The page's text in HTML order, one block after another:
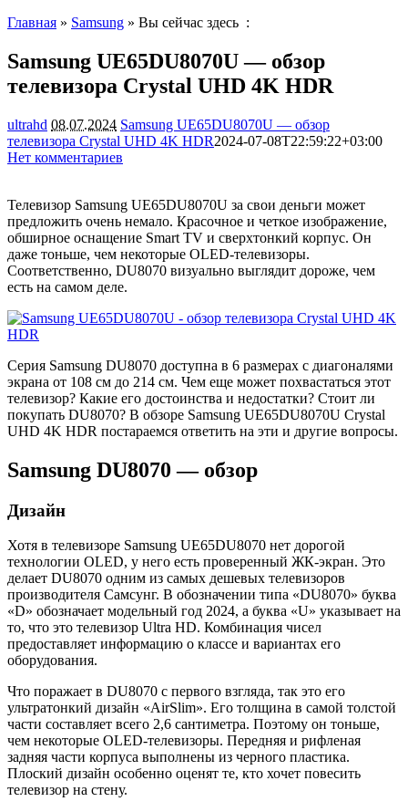
Главная » Samsung » Вы сейчас здесь :
Samsung UE65DU8070U — обзор
телевизора Crystal UHD 4K HDR
ultrahd 08.07.2024 Samsung UE65DU8070U — обзор
телевизора Crystal UHD 4K HDR2024-07-08T22:59:22+03:00
Нет комментариев
Телевизор Samsung UE65DU8070U за свои деньги может
предложить очень немало. Красочное и четкое изображение,
обширное оснащение Smart TV и сверхтонкий корпус. Он
даже тоньше, чем некоторые OLED-телевизоры.
Соответственно, DU8070 визуально выглядит дороже, чем
есть на самом деле.
Серия Samsung DU8070 доступна в 6 размерах с диагоналями
экрана от 108 см до 214 см. Чем еще может похвастаться этот
телевизор? Какие его достоинства и недостатки? Стоит ли
покупать DU8070? В обзоре Samsung UE65DU8070U Crystal
UHD 4K HDR постараемся ответить на эти и другие вопросы.
Samsung DU8070 — обзор
Дизайн
Хотя в телевизоре Samsung UE65DU8070 нет дорогой
технологии OLED, у него есть проверенный ЖК-экран. Это
делает DU8070 одним из самых дешевых телевизоров
производителя Самсунг. В обозначении типа «DU8070» буква
«D» обозначает модельный год 2024, а буква «U» указывает на
то, что это телевизор Ultra HD. Комбинация чисел
предоставляет информацию о классе и вариантах его
оборудования.
Что поражает в DU8070 с первого взгляда, так это его
ультратонкий дизайн «AirSlim». Его толщина в самой толстой
части составляет всего 2,6 сантиметра. Поэтому он тоньше,
чем некоторые OLED-телевизоры. Передняя и рифленая
задняя части корпуса выполнены из черного пластика.
Плоский дизайн особенно оценят те, кто хочет повесить
телевизор на стену.